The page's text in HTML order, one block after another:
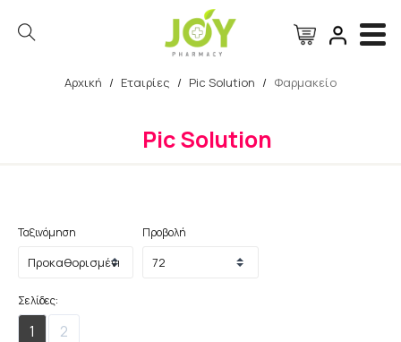
Αρχική / Εταιρίες / Pic Solution / Φαρμακείο
Pic Solution
Ταξινόμηση Προβολή
Σελίδες:
1 2